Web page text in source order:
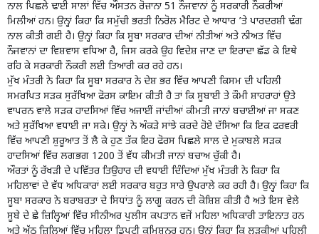
ਨਾਲ ਪਿਛਲੇ ਢਾਈ ਸਾਲਾਂ ਵਿੱਚ ਔਸਤਨ ਰੋਜ਼ਾਨਾ 51 ਨੌਜਵਾਨਾਂ ਨੂੰ ਸਰਕਾਰੀ ਨੌਕਰੀਆਂ
ਮਿਲੀਆਂ ਹਨ। ਉਨ੍ਹਾਂ ਕਿਹਾ ਕਿ ਸਮੁੱਚੀ ਭਰਤੀ ਨਿਰੋਲ ਮੈਰਿਟ ਦੇ ਆਧਾਰ ’ਤੇ ਪਾਰਦਰਸ਼ੀ ਢੰਗ
ਨਾਲ ਕੀਤੀ ਗਈ ਹੈ। ਉਨ੍ਹਾਂ ਕਿਹਾ ਕਿ ਸੂਬਾ ਸਰਕਾਰ ਦੀਆਂ ਨੀਤੀਆਂ ਅਤੇ ਨੀਅਤ ਵਿੱਚ
ਨੌਜਵਾਨਾਂ ਦਾ ਵਿਸ਼ਵਾਸ ਵਧਿਆ ਹੈ, ਜਿਸ ਕਰਕੇ ਉਹ ਵਿਦੇਸ਼ ਜਾਣ ਦਾ ਇਰਾਦਾ ਛੱਡ ਕੇ ਇਥੇ
ਰਹਿ ਕੇ ਸਰਕਾਰੀ ਨੌਕਰੀ ਲਈ ਤਿਆਰੀ ਕਰ ਰਹੇ ਹਨ।
ਮੁੱਖ ਮੰਤਰੀ ਨੇ ਕਿਹਾ ਕਿ ਸੂਬਾ ਸਰਕਾਰ ਨੇ ਦੇਸ਼ ਭਰ ਵਿੱਚ ਆਪਣੀ ਕਿਸਮ ਦੀ ਪਹਿਲੀ
ਸਮਰਪਿਤ ਸੜਕ ਸੁਰੱਖਿਆ ਫੋਰਸ ਕਾਇਮ ਕੀਤੀ ਹੈ ਤਾਂ ਕਿ ਸੂਬਾਈ ਤੇ ਕੌਮੀ ਸ਼ਾਹਰਾਹਾਂ ਉਤੇ
ਵਾਪਰਨ ਵਾਲੇ ਸੜਕ ਹਾਦਸਿਆਂ ਵਿੱਚ ਅਜਾਈਂ ਜਾਂਦੀਆਂ ਕੀਮਤੀ ਜਾਨਾਂ ਬਚਾਈਆਂ ਜਾ ਸਕਣ
ਅਤੇ ਸੁਰੱਖਿਆ ਵਧਾਈ ਜਾ ਸਕੇ। ਉਨ੍ਹਾਂ ਨੇ ਅੰਕੜੇ ਸਾਂਝੇ ਕਰਦੇ ਹੋਏ ਦੱਸਿਆ ਕਿ ਇਕ ਫਰਵਰੀ
ਵਿੱਚ ਆਪਣੀ ਸ਼ੁਰੂਆਤ ਤੋਂ ਲੈ ਕੇ ਹੁਣ ਤੱਕ ਇਹ ਫੋਰਸ ਪਿਛਲੇ ਸਾਲ ਦੇ ਮੁਕਾਬਲੇ ਸੜਕ
ਹਾਦਸਿਆਂ ਵਿੱਚ ਲਗਭਗ 1200 ਤੋਂ ਵੱਧ ਕੀਮਤੀ ਜਾਨਾਂ ਬਚਾਅ ਚੁੱਕੀ ਹੈ।
ਔਰਤਾਂ ਨੂੰ ਰੱਖੜੀ ਦੇ ਪਵਿੱਤਰ ਤਿਉਹਾਰ ਦੀ ਵਧਾਈ ਦਿੰਦਿਆਂ ਮੁੱਖ ਮੰਤਰੀ ਨੇ ਕਿਹਾ ਕਿ
ਮਹਿਲਾਵਾਂ ਦੇ ਵੱਧ ਅਧਿਕਾਰਾਂ ਲਈ ਸਰਕਾਰ ਬਹੁਤ ਸਾਰੇ ਉਪਰਾਲੇ ਕਰ ਰਹੀ ਹੈ। ਉਨ੍ਹਾਂ ਕਿਹਾ ਕਿ
ਸੂਬਾ ਸਰਕਾਰ ਨੇ ਬਰਾਬਰਤਾ ਦੇ ਸਿਧਾਂਤ ਨੂੰ ਲਾਗੂ ਕਰਨ ਦੀ ਕੋਸ਼ਿਸ਼ ਕੀਤੀ ਹੈ ਅਤੇ ਇਸ ਵੇਲੇ
ਸੂਬੇ ਦੇ ਛੇ ਜ਼ਿਲ੍ਹਿਆਂ ਵਿੱਚ ਸੀਨੀਅਰ ਪੁਲੀਸ ਕਪਤਾਨ ਵਜੋਂ ਮਹਿਲਾ ਅਧਿਕਾਰੀ ਤਾਇਨਾਤ ਹਨ